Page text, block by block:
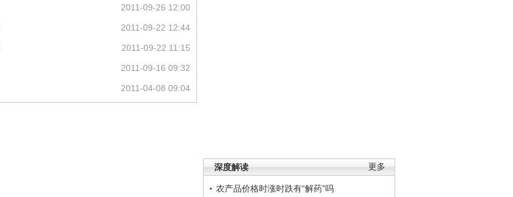
更多
深度解读
农产品价格时涨时跌有“解药”吗
2011-09-26 12:00
2011-09-22 12:44
2011-09-22 11:15
2011-09-16 09:32
2011-04-08 09:04